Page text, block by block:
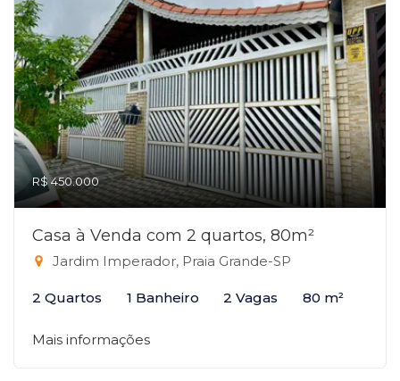
R$ 450.000
Casa à Venda com 2 quartos, 80m²
Jardim Imperador, Praia Grande-SP
2 Quartos 1 Banheiro 2 Vagas 80 m²
Mais informações